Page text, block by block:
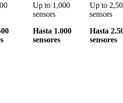
Up to 1,000
sensors
Hasta 1.000
sensores
Up to
sensors
Hasta
sensores